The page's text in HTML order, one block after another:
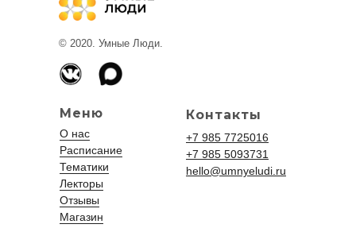
© 2020. Умные Люди.
Меню
О нас
Расписание
Тематики
Лекторы
Отзывы
Магазин
Контакты
+7 985 7725016
+7 985 5093731
hello@umnyeludi.ru